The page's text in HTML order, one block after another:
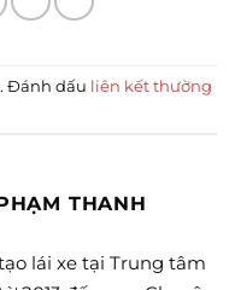
. Đánh dấu liên kết thường
THANH
lái xe tại Trung tâm